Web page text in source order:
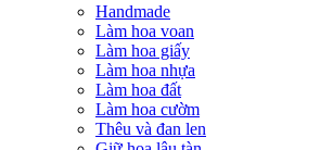
Handmade
Làm hoa voan
Làm hoa giấy
Làm hoa nhựa
Làm hoa đất
Làm hoa cườm
Thêu và đan len